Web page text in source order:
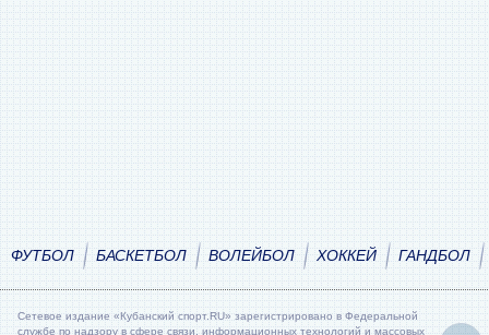
ФУТБОЛ БАСКЕТБОЛ ВОЛЕЙБОЛ ХОККЕЙ ГАНДБОЛ
Сетевое издание «Кубанский спорт.RU» зарегистрировано в Федеральной
службе по надзору в сфере связи, информационных технологий и массовых